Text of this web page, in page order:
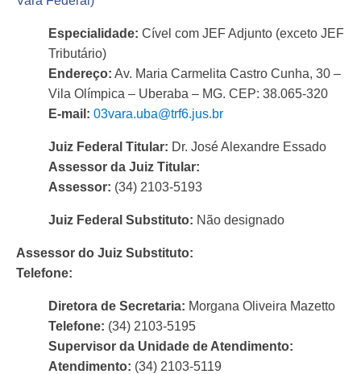
Especialidade: Cível com JEF Adjunto (exceto JEF
Tributário)
Endereço: Av. Maria Carmelita Castro Cunha, 30 –
Vila Olímpica – Uberaba – MG. CEP: 38.065-320
E-mail: 03vara.uba@trf6.jus.br
Juiz Federal Titular: Dr. José Alexandre Essado
Assessor da Juiz Titular:
Assessor: (34) 2103-5193
Juiz Federal Substituto: Não designado
Assessor do Juiz Substituto:
Telefone:
Diretora de Secretaria: Morgana Oliveira Mazetto
Telefone: (34) 2103-5195
Supervisor da Unidade de Atendimento:
Atendimento: (34) 2103-5119